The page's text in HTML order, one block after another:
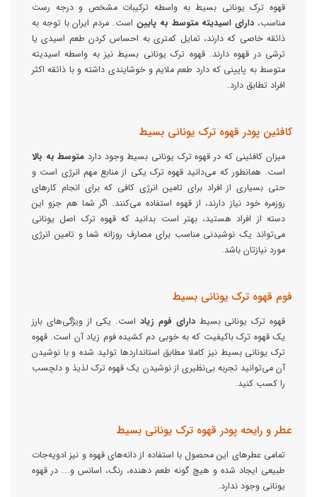
قهوه ترک یونانی بسیط به واسطه ترکیبات مشخص و درجه رست
مناسب، دارای اسیدیته متوسط به پایین است. مردم ایران با توجه به
ذائقه خاصی که دارند، تمایل کمتری به احساس کردن طعم اسیدی یا
ترشی در قهوه دارند. قهوه ترک یونانی بسیط نیز به واسطه اسیدیته
متوسط به پایینی که دارد طعم ملایم و خوشایندی داشته و با ذائقه اکثر
افراد تطابق دارد.
کافئین پودر قهوه ترک یونانی بسیط
میزان کافئینی که در قهوه ترک یونانی بسیط وجود دارد متوسط به بالا
است. همانطور که می‌دانید قهوه ترک یکی از منابع مهم انرژی است و
حتی بسیاری از افراد برای تامین انرژی کافی که برای انجام کارهای
روزمره خود نیاز دارند، از قهوه استفاده می‌کنند. اگر شما هم جزو این
دسته از افراد هستید، بهتر است بدانید که قهوه ترک اصل یونانی
می‌تواند یک نوشیدنی مناسب برای مصارف روزانه شما و تامین انرژی
مورد نیازتان باشد.
فوم قهوه ترک یونانی بسیط
قهوه ترک یونانی بسیط دارای فوم زیاداست. یکی از ویژگی‌های بارز
یک قهوه ترک باکیفیت که به خوبی دم کشیده فوم زیاد آن است. قهوه
ترک یونانی بسیط نیز کاملا مطابق استانداردها تولید شده و با نوشیدن
آن می‌توانید تجربه بی‌نظیری از نوشیدن یک قهوه ترک لذیذ و دلچسب
را کسب کنید.
عطر و رایحه پودر قهوه ترک یونانی بسیط
تمامی عطرهای این محصول با استفاده از دانه‌های قهوه و نیز ادویه‌جات
طبیعی ایجاد شده و هیچ گونه طعم دهنده، رنگ، اسانس و... در قهوه
یونانی وجود ندارد.